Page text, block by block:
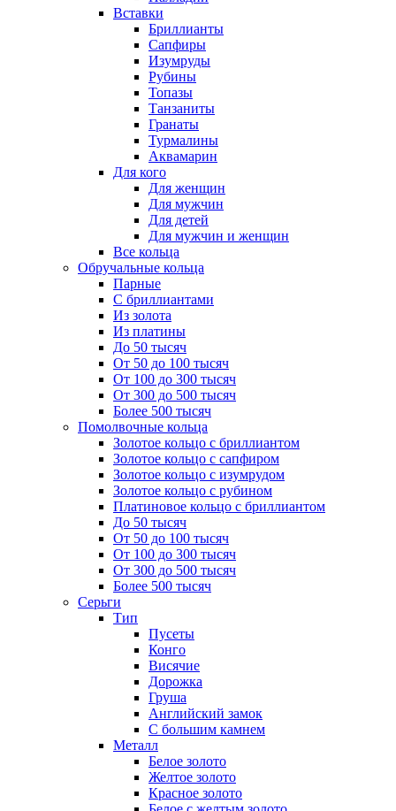
Вставки
Бриллианты
Сапфиры
Изумруды
Рубины
Топазы
Танзаниты
Гранаты
Турмалины
Аквамарин
Для кого
Для женщин
Для мужчин
Для детей
Для мужчин и женщин
Все кольца
Обручальные кольца
Парные
С бриллиантами
Из золота
Из платины
До 50 тысяч
От 50 до 100 тысяч
От 100 до 300 тысяч
От 300 до 500 тысяч
Более 500 тысяч
Помолвочные кольца
Золотое кольцо с бриллиантом
Золотое кольцо с сапфиром
Золотое кольцо с изумрудом
Золотое кольцо с рубином
Платиновое кольцо с бриллиантом
До 50 тысяч
От 50 до 100 тысяч
От 100 до 300 тысяч
От 300 до 500 тысяч
Более 500 тысяч
Серьги
Тип
Пусеты
Конго
Висячие
Дорожка
Груша
Английский замок
С большим камнем
Металл
Белое золото
Желтое золото
Красное золото